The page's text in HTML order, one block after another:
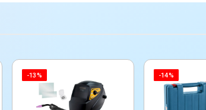
-13% -14%